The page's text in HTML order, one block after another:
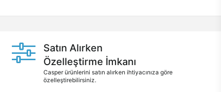
Satın Alırken
Özelleştirme İmkanı
Casper ürünlerini satın alırken ihtiyacınıza göre
özelleştirebilirsiniz.